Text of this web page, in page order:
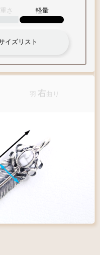
さ 軽量
イズリスト
羽 右曲り
ます